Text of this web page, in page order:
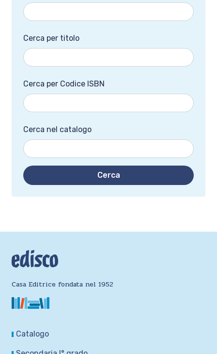
Cerca per titolo
Cerca per Codice ISBN
Cerca nel catalogo
Cerca
Casa Editrice fondata nel 1952
Catalogo